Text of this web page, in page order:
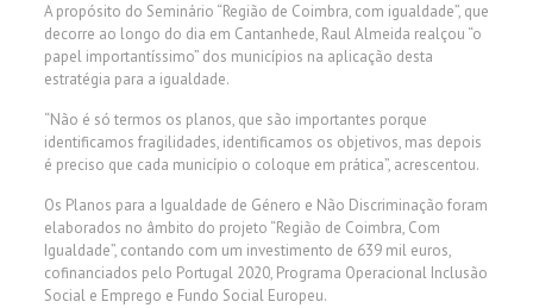
A propósito do Seminário “Região de Coimbra, com igualdade”, que
decorre ao longo do dia em Cantanhede, Raul Almeida realçou “o
papel importantíssimo” dos municípios na aplicação desta
estratégia para a igualdade.
“Não é só termos os planos, que são importantes porque
identificamos fragilidades, identificamos os objetivos, mas depois
é preciso que cada município o coloque em prática”, acrescentou.
Os Planos para a Igualdade de Género e Não Discriminação foram
elaborados no âmbito do projeto “Região de Coimbra, Com
Igualdade”, contando com um investimento de 639 mil euros,
cofinanciados pelo Portugal 2020, Programa Operacional Inclusão
Social e Emprego e Fundo Social Europeu.